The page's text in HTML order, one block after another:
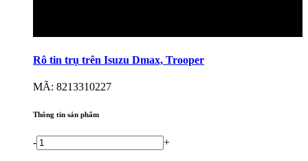
Rô tin trụ trên Isuzu Dmax, Trooper
MÃ: 8213310227
Thông tin sản phẩm
- +